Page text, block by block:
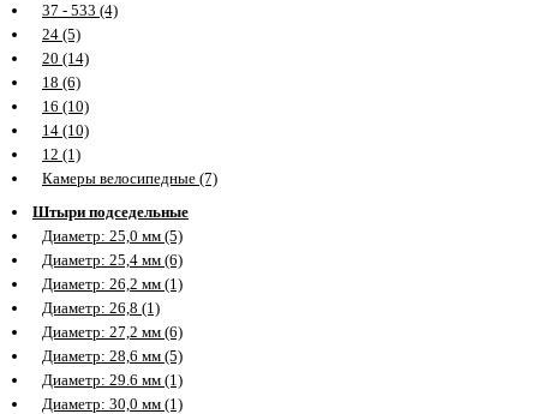
37 - 533 (4)
24 (5)
20 (14)
18 (6)
16 (10)
14 (10)
12 (1)
Камеры велосипедные (7)
Штыри подседельные
Диаметр: 25,0 мм (5)
Диаметр: 25,4 мм (6)
Диаметр: 26,2 мм (1)
Диаметр: 26,8 (1)
Диаметр: 27,2 мм (6)
Диаметр: 28,6 мм (5)
Диаметр: 29.6 мм (1)
Диаметр: 30,0 мм (1)